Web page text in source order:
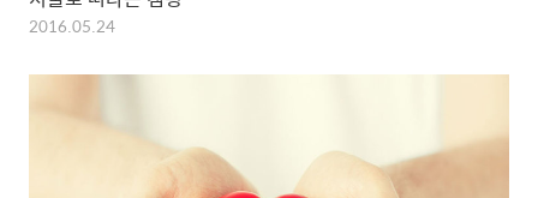
2016.05.24